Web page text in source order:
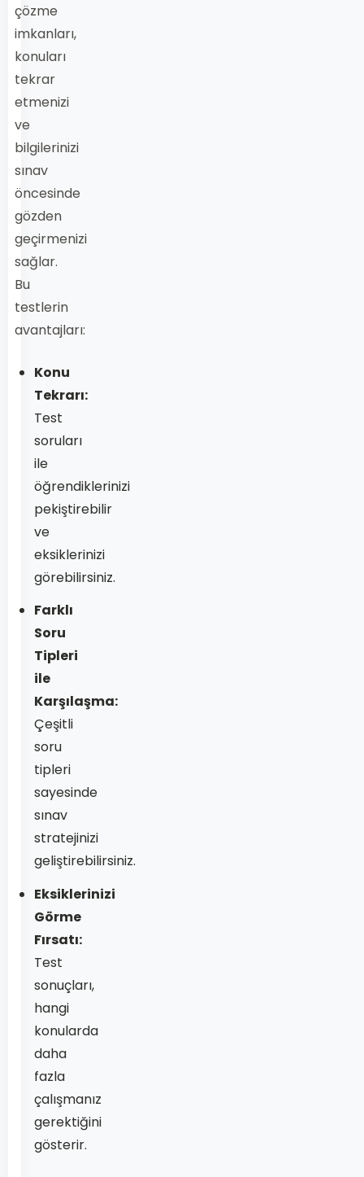
çözme
imkanları,
konuları
tekrar
etmenizi
ve
bilgilerinizi
sınav
öncesinde
gözden
geçirmenizi
sağlar.
Bu
testlerin
avantajları:
Konu
Tekrarı:
Test
soruları
ile
öğrendiklerinizi
pekiştirebilir
ve
eksiklerinizi
görebilirsiniz.
Farklı
Soru
Tipleri
ile
Karşılaşma:
Çeşitli
soru
tipleri
sayesinde
sınav
stratejinizi
geliştirebilirsiniz.
Eksiklerinizi
Görme
Fırsatı:
Test
sonuçları,
hangi
konularda
daha
fazla
çalışmanız
gerektiğini
gösterir.